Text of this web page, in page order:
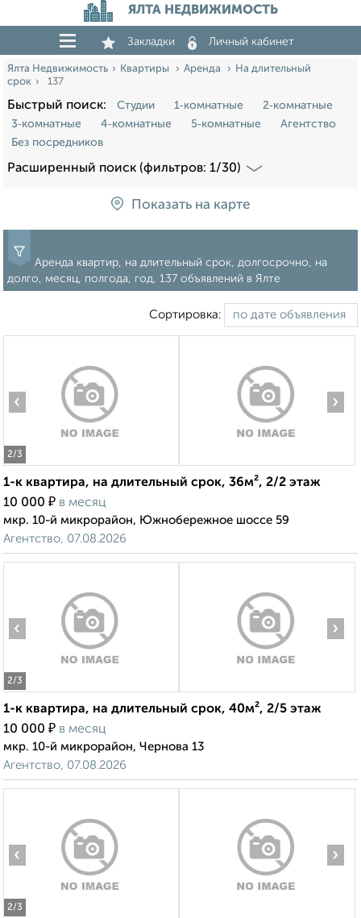
ЯЛТА НЕДВИЖИМОСТЬ
Закладки Личный кабинет
Ялта Недвижимость Квартиры Аренда
На длительный
срок
137
Быстрый поиск: Студии 1‑комнатные
2‑комнатные
3‑комнатные
4‑комнатные 5‑комнатные
Агентство
Без посредников
Расширенный поиск (фильтров: 1/30)
Показать на карте
Аренда квартир, на длительный срок, долгосрочно, на
долго, месяц, полгода, год, 137 объявлений в Ялте
Сортировка:
2/3
‹ ›
1-к квартира, на длительный срок, 36м², 2/2 этаж
10 000 ₽ в месяц
мкр. 10-й микрорайон, Южнобережное шоссе 59
Агентство, 07.08.2026
2/3
‹ ›
1-к квартира, на длительный срок, 40м², 2/5 этаж
10 000 ₽ в месяц
мкр. 10-й микрорайон, Чернова 13
Агентство, 07.08.2026
2/3
‹ ›